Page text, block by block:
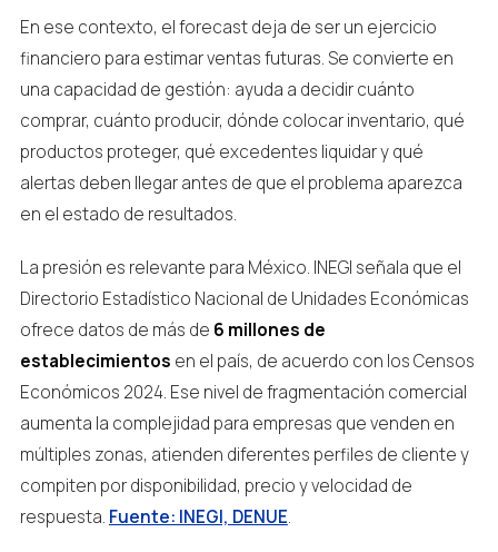
En ese contexto, el forecast deja de ser un ejercicio
financiero para estimar ventas futuras. Se convierte en
una capacidad de gestión: ayuda a decidir cuánto
comprar, cuánto producir, dónde colocar inventario, qué
productos proteger, qué excedentes liquidar y qué
alertas deben llegar antes de que el problema aparezca
en el estado de resultados.
La presión es relevante para México. INEGI señala que el
Directorio Estadístico Nacional de Unidades Económicas
ofrece datos de más de 6 millones de
establecimientos en el país, de acuerdo con los Censos
Económicos 2024. Ese nivel de fragmentación comercial
aumenta la complejidad para empresas que venden en
múltiples zonas, atienden diferentes perfiles de cliente y
compiten por disponibilidad, precio y velocidad de
respuesta. Fuente: INEGI, DENUE.